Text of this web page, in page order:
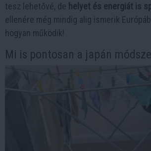
tesz lehetővé, de helyet és energiát is
ellenére még mindig alig ismerik
hogyan működik!
Mi is pontosan a japán